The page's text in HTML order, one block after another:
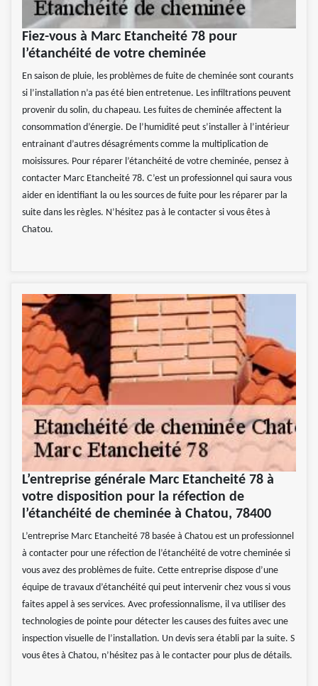
Fiez-vous à Marc Etancheité 78 pour
l’étanchéité de votre cheminée
En saison de pluie, les problèmes de fuite de cheminée sont courants
si l’installation n’a pas été bien entretenue. Les infiltrations peuvent
provenir du solin, du chapeau. Les fuites de cheminée affectent la
consommation d’énergie. De l’humidité peut s’installer à l’intérieur
entrainant d’autres désagréments comme la multiplication de
moisissures. Pour réparer l’étanchéité de votre cheminée, pensez à
contacter Marc Etancheité 78. C’est un professionnel qui saura vous
aider en identifiant la ou les sources de fuite pour les réparer par la
suite dans les règles. N’hésitez pas à le contacter si vous êtes à
Chatou.
L’entreprise générale Marc Etancheité 78 à
votre disposition pour la réfection de
l’étanchéité de cheminée à Chatou, 78400
L’entreprise Marc Etancheité 78 basée à Chatou est un professionnel
à contacter pour une réfection de l’étanchéité de votre cheminée si
vous avez des problèmes de fuite. Cette entreprise dispose d’une
équipe de travaux d’étanchéité qui peut intervenir chez vous si vous
faites appel à ses services. Avec professionnalisme, il va utiliser des
technologies de pointe pour détecter les causes des fuites avec une
inspection visuelle de l’installation. Un devis sera établi par la suite. S
vous êtes à Chatou, n’hésitez pas à le contacter pour plus de détails.